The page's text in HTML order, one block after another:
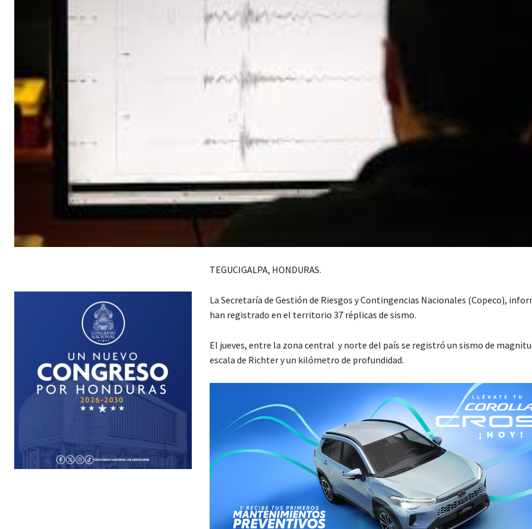
TEGUCIGALPA, HONDURAS.
La Secretaría de Gestión de Riesgos y Contingencias Nacionales (Copeco),
han registrado en el territorio 37 réplicas de sismo.
El jueves, entre la zona central y norte del país se registró un sismo de
escala de Richter y un kilómetro de profundidad.